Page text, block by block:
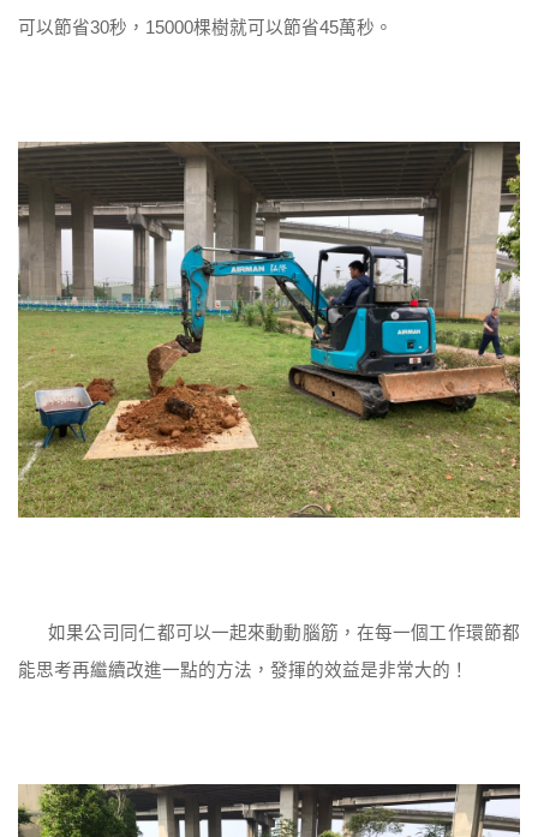
可以節省30秒， 15000棵樹就可以節省45萬秒。
如果公司同仁都可以一起來動動腦筋，在每一個工作環節都
能思考再繼續改進一點的方法，發揮的效益是非常大的！